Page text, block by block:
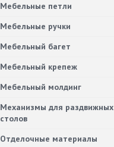
Мебельные петли
Мебельные ручки
Мебельный багет
Мебельный крепеж
Мебельный молдинг
Механизмы для раздвижных
столов
Отделочные материалы